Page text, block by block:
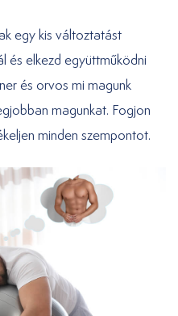
egy kis változtatást
és elkezd együttműködni
és orvos mi magunk
magunkat. Fogjon
minden szempontot.